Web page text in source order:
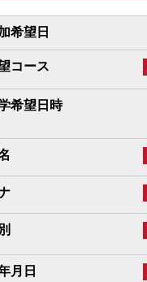
希望日
コース
希望日時
月日